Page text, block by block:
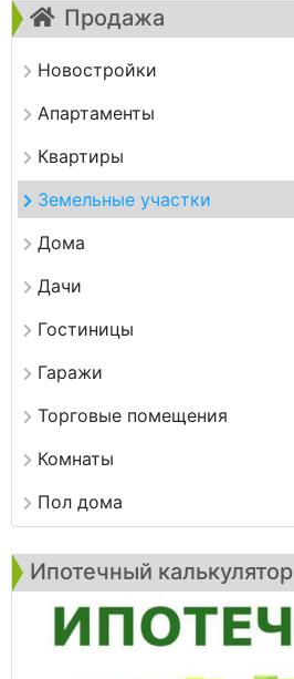
Продажа
Новостройки
Апартаменты
Квартиры
Земельные участки
Дома
Дачи
Гостиницы
Гаражи
Торговые помещения
Комнаты
Пол дома
Ипотечный калькулятор